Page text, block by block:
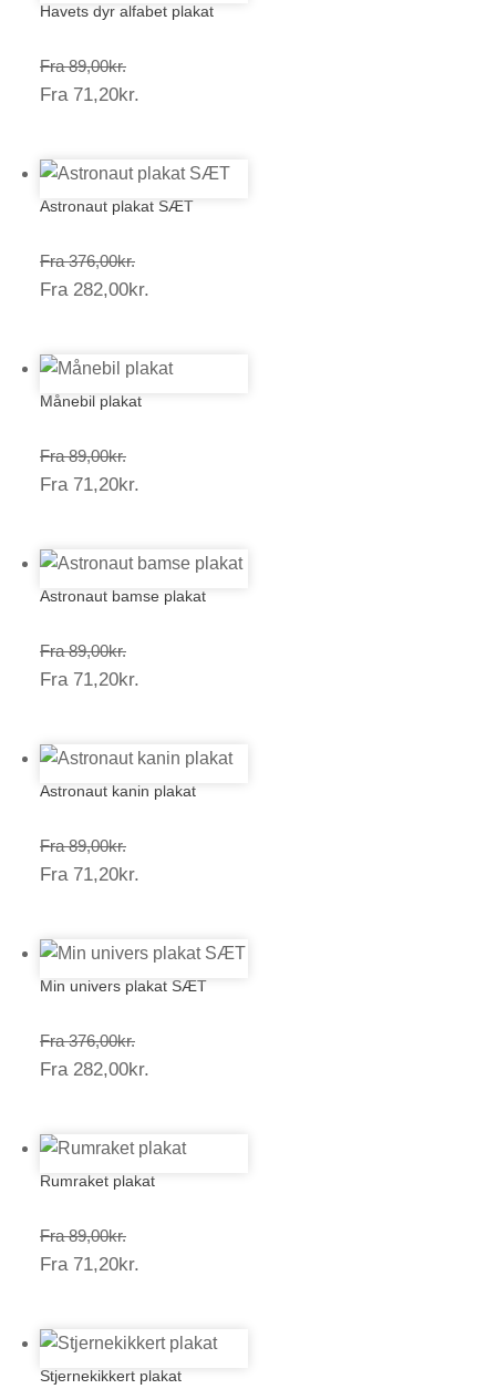
Havets dyr alfabet plakat
Fra 89,00kr.Prisinterval:
89,00kr.
Fra 71,20kr.
Astronaut plakat SÆT
Fra 376,00kr.Prisinterval:
376,00kr.
Fra 282,00kr.
Månebil plakat
Fra 89,00kr.Prisinterval:
89,00kr.
Fra 71,20kr.
Astronaut bamse plakat
Fra 89,00kr.Prisinterval:
89,00kr.
Fra 71,20kr.
Astronaut kanin plakat
Fra 89,00kr.Prisinterval:
89,00kr.
Fra 71,20kr.
Min univers plakat SÆT
Fra 376,00kr.Prisinterval:
376,00kr.
Fra 282,00kr.
Rumraket plakat
Fra 89,00kr.Prisinterval:
89,00kr.
Fra 71,20kr.
Stjernekikkert plakat